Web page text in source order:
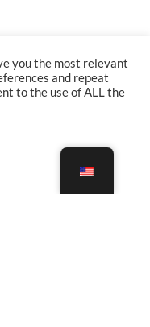
you the most relevant
and repeat
to the use of ALL the